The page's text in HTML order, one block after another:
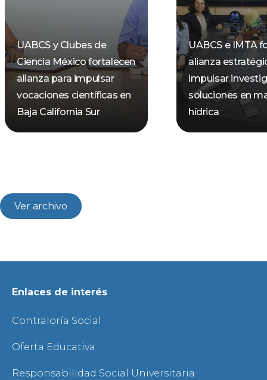
UABCS y Clubes de
Ciencia México fortalecen
alianza para impulsar
vocaciones científicas en
Baja California Sur
UABCS e IMTA
alianza
impulsar
soluciones en
hídrica
Ver archivo
Enlaces de interés
Contraloría Social
Oferta Educativa
Responsabilidad Social Universitaria